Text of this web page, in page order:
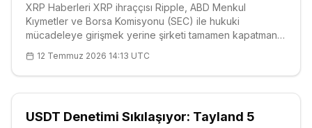
CEO Anlattı
XRP Haberleri XRP ihraççısı Ripple, ABD Menkul
Kıymetler ve Borsa Komisyonu (SEC) ile hukuki
mücadeleye girişmek yerine şirketi tamamen kapatmanın
Garlinghouse bu hafta itiraf etti. Kansas Üniversitesi
İşletme Fakültesi'nde konuşan Garlingho
12 Temmuz 2026 14:13 UTC
USDT Denetimi Sıkılaşıyor: Tayland 5